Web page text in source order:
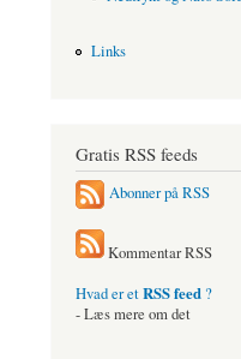
Links
Gratis RSS feeds
Abonner på RSS
Kommentar RSS
Hvad er etRSS feed ?
- Læs mere om det